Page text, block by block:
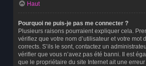
Haut
Pourquoi ne puis-je pas me connecter ?
Plusieurs raisons pourraient expliquer cela.
vérifiez que votre nom d’utilisateur et votre mot
corrects. S’ils le sont, contactez un
vérifier que vous n’avez pas été banni. Il est
que le propriétaire du site Internet ait une